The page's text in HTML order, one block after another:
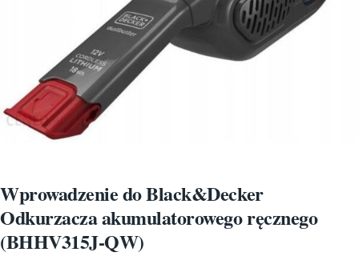
Wprowadzenie do Black&Decker
Odkurzacza akumulatorowego ręcznego
(BHHV315J-QW)